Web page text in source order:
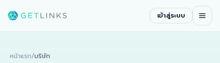
เข้าสู่ระบบ
หน้าแรก/บริษัท